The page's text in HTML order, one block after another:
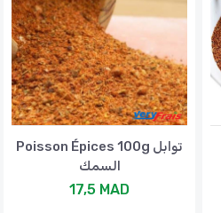
Poisson Épices 100g توابل
السمك
17,5 MAD